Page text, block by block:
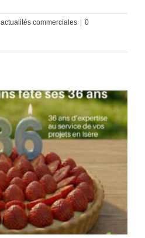
actualités commerciales
0